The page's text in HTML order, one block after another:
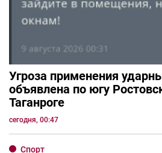
Угроза применения
объявлена по югу
Таганроге
сегодня, 00:47
Спорт